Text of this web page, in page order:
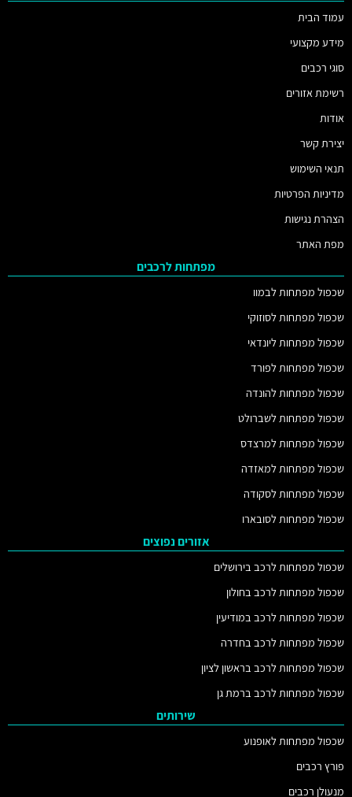
עמוד הבית
מידע מקצועי
סוגי רכבים
רשימת אזורים
אודות
יצירת קשר
תנאי השימוש
מדיניות הפרטיות
הצהרת נגישות
מפת האתר
מפתחות לרכבים
שכפול מפתחות לבמוו
שכפול מפתחות לסוזוקי
שכפול מפתחות ליונדאי
שכפול מפתחות לפורד
שכפול מפתחות להונדה
שכפול מפתחות לשברולט
שכפול מפתחות למרצדס
שכפול מפתחות למאזדה
שכפול מפתחות לסקודה
שכפול מפתחות לסובארו
אזורים נפוצים
שכפול מפתחות לרכב בירושלים
שכפול מפתחות לרכב בחולון
שכפול מפתחות לרכב במודיעין
שכפול מפתחות לרכב בחדרה
שכפול מפתחות לרכב בראשון לציון
שכפול מפתחות לרכב ברמת גן
שירותים
שכפול מפתחות לאופנוע
פורץ רכבים
מנעולן רכבים